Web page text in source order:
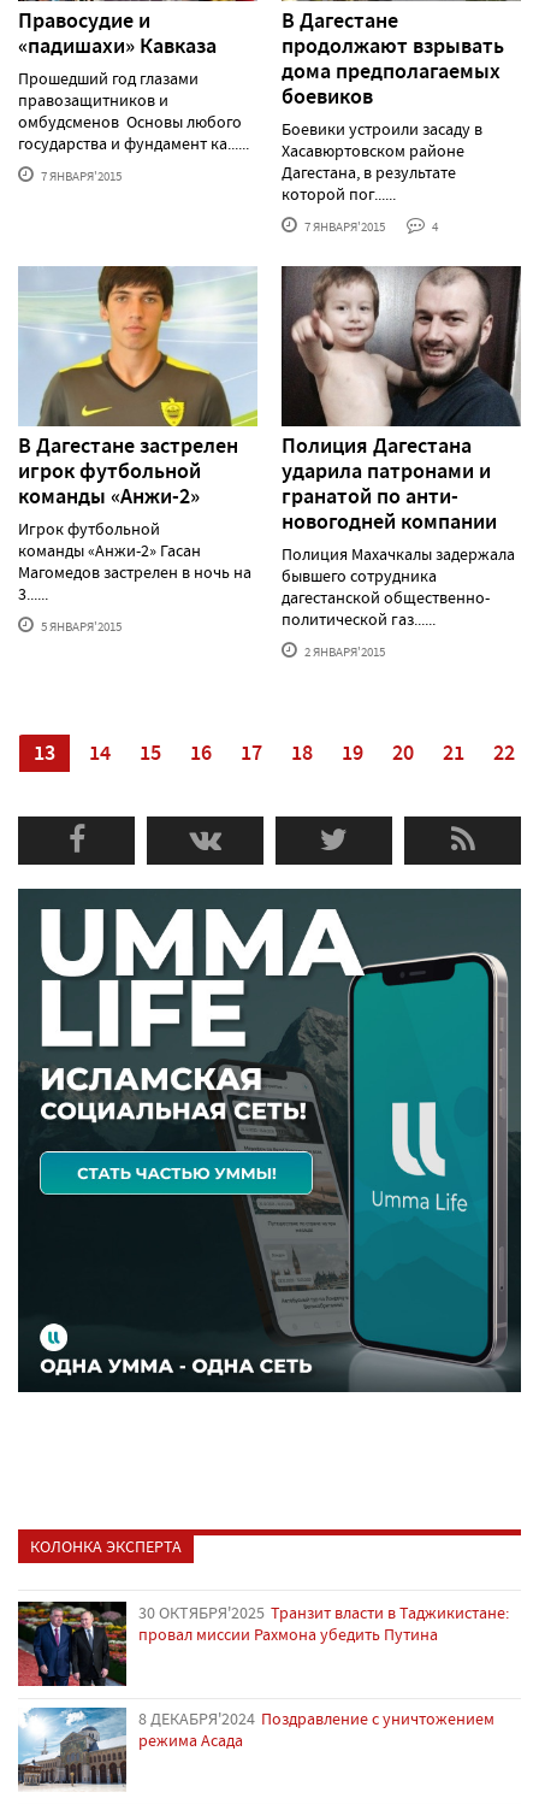
Правосудие и
«падишахи» Кавказа
Прошедший год глазами
правозащитников и
омбудсменов Основы любого
государства и фундамент ка......
7 ЯНВАРЯ'2015
В Дагестане
продолжают взрывать
дома предполагаемых
боевиков
Боевики устроили засаду в
Хасавюртовском районе
Дагестана, в результате
которой пог......
7 ЯНВАРЯ'2015 4
В Дагестане застрелен
игрок футбольной
команды «Анжи-2»
Игрок футбольной
команды «Анжи-2» Гасан
Магомедов застрелен в ночь на
3......
5 ЯНВАРЯ'2015
Полиция Дагестана
ударила патронами и
гранатой по анти-
новогодней компании
Полиция Махачкалы задержала
бывшего сотрудника
дагестанской общественно-
политической газ......
2 ЯНВАРЯ'2015
13 14 15 16 17 18 19 20 21 22
КОЛОНКА ЭКСПЕРТА
30 ОКТЯБРЯ'2025 Транзит власти в Таджикистане:
провал миссии Рахмона убедить Путина
8 ДЕКАБРЯ'2024 Поздравление с уничтожением
режима Асада